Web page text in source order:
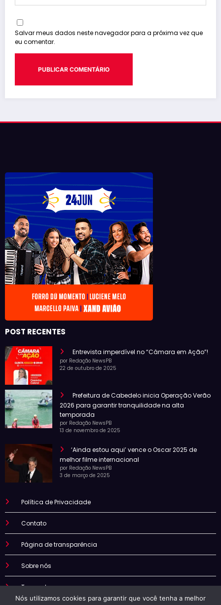
Salvar meus dados neste navegador para a próxima vez que
eu comentar.
POST RECENTES
Entrevista imperdível no “Câmara em Ação”!
por Redação NewsPB
22 de outubro de 2025
Prefeitura de Cabedelo inicia Operação Verão
2026 para garantir tranquilidade na alta
temporada
por Redação NewsPB
13 de novembro de 2025
‘Ainda estou aqui’ vence o Oscar 2025 de
melhor filme internacional
por Redação NewsPB
3 de março de 2025
Política de Privacidade
Contato
Página de transparência
Sobre nós
Termo de uso
Nós utilizamos cookies para garantir que você tenha a melhor